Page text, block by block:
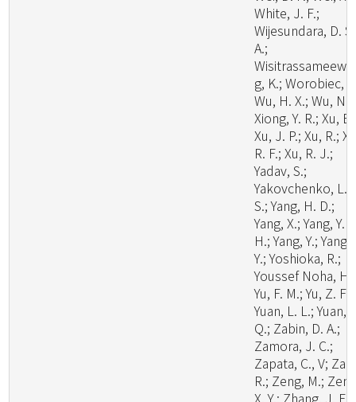
White, J. F.;
Wijesundara, D. S.
A.;
g, K.; Worobiec,
Wu, H. X.; Wu, N.;
Xiong, Y. R.; Xu,
Xu, J. P.; Xu, R.;
R. F.; Xu, R. J.;
Yadav, S.;
Yakovchenko, L.
S.; Yang, H. D.;
Yang, X.; Yang, Y.
H.; Yang, Y.; Yang,
Y.; Yoshioka, R.;
Youssef Noha, H.;
Yu, F. M.; Yu, Z. F.;
Yuan, L. L.; Yuan,
Q.; Zabin, D. A.;
Zamora, J. C.;
Zapata, C., V;
R.; Zeng, M.;
X. Y.; Zhang, J. F.;